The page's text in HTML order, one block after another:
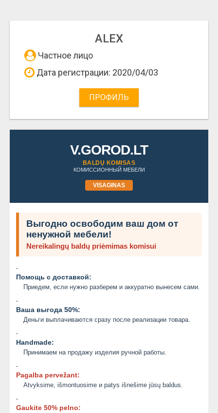
ALEX
Частное лицо
Дата регистрации: 2020/04/03
ПРОФИЛЬ
V.GOROD.LT
BALDŲ KOMISAS
КОМИССИОННЫЙ МЕБЕЛИ
VISAGINAS
Выгодно освободим ваш дом от
ненужной мебели!
Nereikalingų baldų priėmimas komisui
-
Помощь с доставкой:
Приедем, если нужно разберем и аккуратно вынесем сами.
-
Ваша выгода 50%:
Деньги выплачиваются сразу после реализации товара.
-
Handmade:
Принимаем на продажу изделия ручной работы.
-
Pagalba pervežant:
Atvyksime, išmontuosime и patys išnešime jūsų baldus.
-
Gaukite 50% pelno: